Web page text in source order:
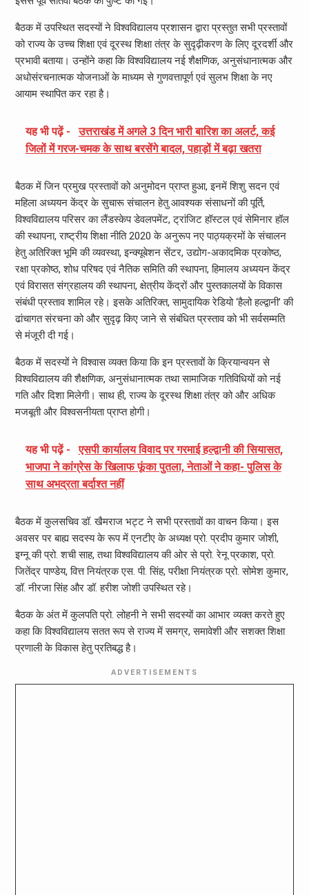
बैठक में उपस्थित सदस्यों ने विश्वविद्यालय प्रशासन द्वारा प्रस्तुत सभी प्रस्तावों
को राज्य के उच्च शिक्षा एवं दूरस्थ शिक्षा तंत्र के सुदृढ़ीकरण के लिए दूरदर्शी और
प्रभावी बताया। उन्होंने कहा कि विश्वविद्यालय नई शैक्षणिक, अनुसंधानात्मक और
अधोसंरचनात्मक योजनाओं के माध्यम से गुणवत्तापूर्ण एवं सुलभ शिक्षा के नए
आयाम स्थापित कर रहा है।
यह भी पढ़ें -
उत्तराखंड में अगले 3 दिन भारी बारिश का अलर्ट, कई
जिलों में गरज-चमक के साथ बरसेंगे बादल, पहाड़ों में बढ़ा खतरा
बैठक में जिन प्रमुख प्रस्तावों को अनुमोदन प्राप्त हुआ, इनमें शिशु सदन एवं
महिला अध्ययन केंद्र के सुचारू संचालन हेतु आवश्यक संसाधनों की पूर्ति,
विश्वविद्यालय परिसर का लैंडस्केप डेवलपमेंट, ट्रांजिट हॉस्टल एवं सेमिनार हॉल
की स्थापना, राष्ट्रीय शिक्षा नीति 2020 के अनुरूप नए पाठ्यक्रमों के संचालन
हेतु अतिरिक्त भूमि की व्यवस्था, इन्क्यूबेशन सेंटर, उद्योग-अकादमिक प्रकोष्ठ,
रक्षा प्रकोष्ठ, शोध परिषद एवं नैतिक समिति की स्थापना, हिमालय अध्ययन केंद्र
एवं विरासत संग्रहालय की स्थापना, क्षेत्रीय केंद्रों और पुस्तकालयों के विकास
संबंधी प्रस्ताव शामिल रहे। इसके अतिरिक्त, सामुदायिक रेडियो ‘हैलो हल्द्वानी’ की
ढांचागत संरचना को और सुदृढ़ किए जाने से संबंधित प्रस्ताव को भी सर्वसम्मति
से मंजूरी दी गई।
बैठक में सदस्यों ने विश्वास व्यक्त किया कि इन प्रस्तावों के क्रियान्वयन से
विश्वविद्यालय की शैक्षणिक, अनुसंधानात्मक तथा सामाजिक गतिविधियों को नई
गति और दिशा मिलेगी। साथ ही, राज्य के दूरस्थ शिक्षा तंत्र को और अधिक
मजबूती और विश्वसनीयता प्राप्त होगी।
यह भी पढ़ें -
एसपी कार्यालय विवाद पर गरमाई हल्द्वानी की सियासत,
भाजपा ने कांग्रेस के खिलाफ फूंका पुतला, नेताओं ने कहा- पुलिस के
साथ अभद्रता बर्दाश्त नहीं
बैठक में कुलसचिव डॉ. खैमराज भट्ट ने सभी प्रस्तावों का वाचन किया। इस
अवसर पर बाह्य सदस्य के रूप में एनटीए के अध्यक्ष प्रो. प्रदीप कुमार जोशी,
इग्नू की प्रो. शची साह, तथा विश्वविद्यालय की ओर से प्रो. रेनू प्रकाश, प्रो.
जितेंद्र पाण्डेय, वित्त नियंत्रक एस. पी. सिंह, परीक्षा नियंत्रक प्रो. सोमेश कुमार,
डॉ. नीरजा सिंह और डॉ. हरीश जोशी उपस्थित रहे।
बैठक के अंत में कुलपति प्रो. लोहनी ने सभी सदस्यों का आभार व्यक्त करते हुए
कहा कि विश्वविद्यालय सतत रूप से राज्य में समग्र, समावेशी और सशक्त शिक्षा
प्रणाली के विकास हेतु प्रतिबद्ध है।
ADVERTISEMENTS